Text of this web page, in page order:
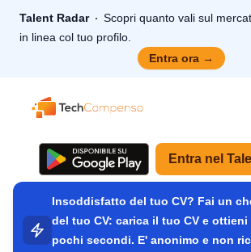
Talent Radar
Scopri quanto vali sul
in linea col tuo profilo.
Entra ora →
TechCompenso
Entra nel
Insoddisfatto del tuo CV? Fai un
del tuo CV: carica il tuo CV e
pochi secondi. E' anonimo e non